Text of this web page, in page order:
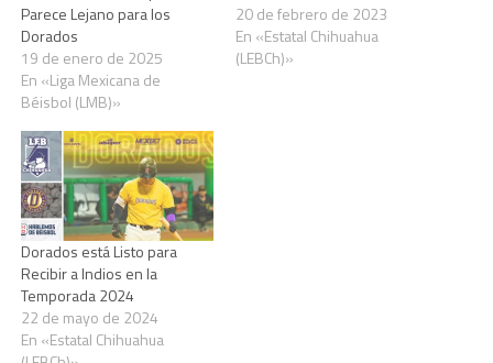
Parece Lejano para los
Dorados
19 de enero de 2025
En «Liga Mexicana de
Béisbol (LMB)»
20 de febrero de 2023
En «Estatal Chihuahua
(LEBCh)»
Dorados está Listo para
Recibir a Indios en la
Temporada 2024
22 de mayo de 2024
En «Estatal Chihuahua